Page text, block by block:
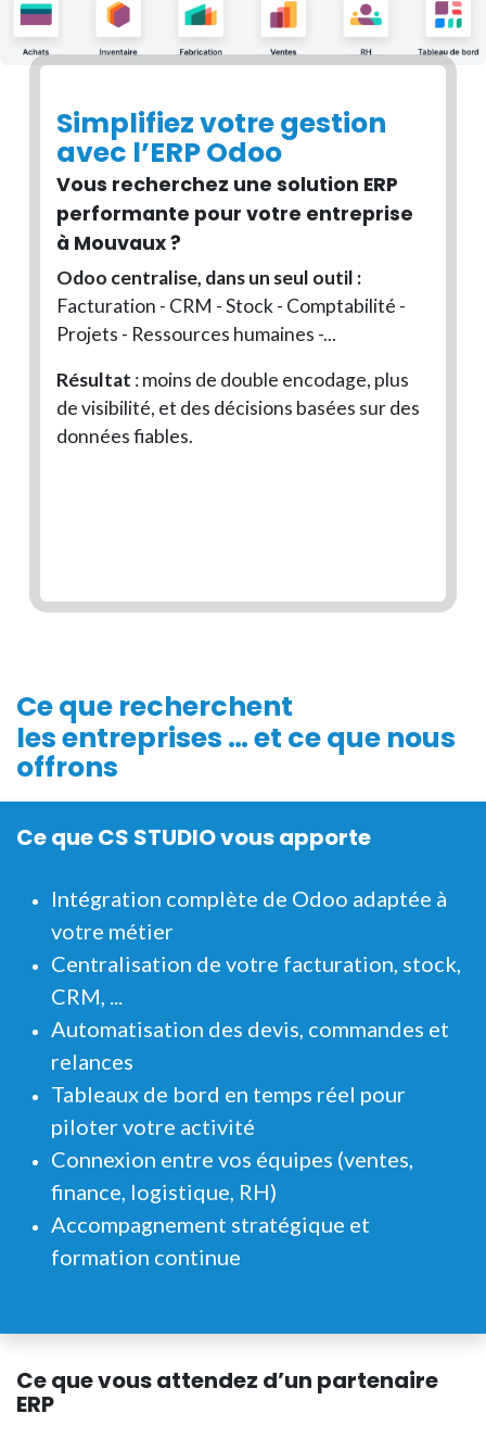
Simplifiez votre gestion
avec l’ERP Odoo
Vous recherchez une solution ERP
performante pour votre entreprise
à Mouvaux?
Odoo centralise, dans un seul outil :
Facturation - CRM - Stock - Comptabilité -
Projets - Ressources humaines -...
Résultat : moins de double encodage, plus
de visibilité, et des décisions basées sur des
données fiables.
Ce que recherchent
les entreprises … et ce que nous
offrons
Ce que CS STUDIO vous apporte
Intégration complète de Odoo adaptée à
votre métier
Centralisation de votre facturation, stock,
CRM, ...
Automatisation des devis, commandes et
relances
Tableaux de bord en temps réel pour
piloter votre activité
Connexion entre vos équipes (ventes,
finance, logistique, RH)
Accompagnement stratégique et
formation continue
Ce que vous attendez d’un partenaire
ERP